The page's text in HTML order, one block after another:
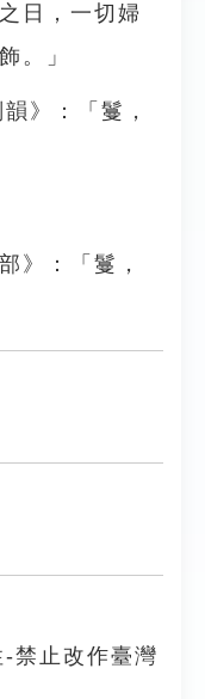
日，一切婦
。」
》：「鬘，
》：「鬘，
禁止改作臺灣